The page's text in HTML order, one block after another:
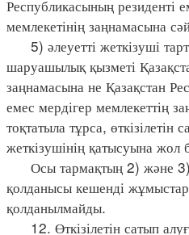
Республикасының резиденті
мемлекетінің заңнамасына
5) әлеуетті жеткізуші
шаруашылық қызметі
заңнамасына не Қазақстан
емес мердігер мемлекеттің
тоқтатыла тұрса, өткізілетін
жеткізушінің қатысуына жол
Осы тармақтың 2) және
қолданысы кешенді
қолданылмайды.
12. Өткізілетін сатып